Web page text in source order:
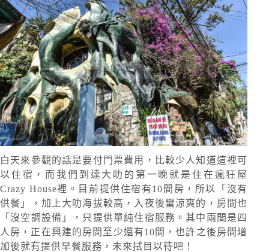
白天來參觀的話是要付門票費用，比較少人知道這裡可
以住宿，而我們到達大叻的第一晚就是住在瘋狂屋
Crazy House裡。目前提供住宿有10間房，所以「沒有
供餐」，加上大叻海拔較高，入夜後蠻涼爽的，房間也
「沒空調設備」，只提供單純住宿服務。其中兩間是四
人房，正在興建的房間至少還有10間，也許之後房間增
加後就有提供早餐服務，未來拭目以待吧！